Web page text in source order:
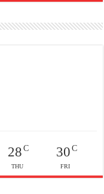
28C
THU
30C
FRI